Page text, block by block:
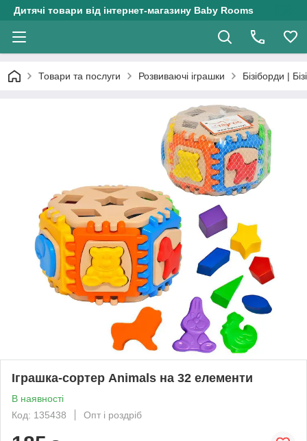
Дитячі товари від інтернет-магазину Baby Rooms
Товари та послуги Розвиваючі іграшки Бізіборди |
Іграшка-сортер Animals на 32 елементи
В наявності
Код: 135438
Опт і роздріб